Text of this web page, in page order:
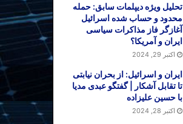
تحلیل ویژه دیپلمات سابق: حمله
محدود و حساب شده اسرائیل
آغازگر فاز مذاکرات سیاسی
ایران و آمریکا؟
اکتبر 29, 2024
ایران و اسرائیل: از بحران نیابتی
تا تقابل آشکار | گفتگو عبدی مدیا
با حسین علیزاده
اکتبر 28, 2024